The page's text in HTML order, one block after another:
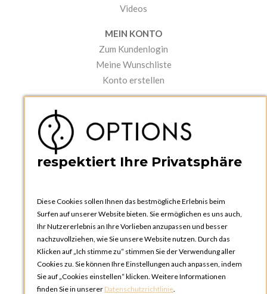
Videos
MEIN KONTO
Zum Kundenlogin
Meine Wunschliste
Konto erstellen
Kataloge und Bestellschein
Bedienungsanleitungen
OPTIONS ZÜRICH
Steinackerstrasse 55,
8302 Kloten
respektiert Ihre Privatsphäre
Diese Cookies sollen Ihnen das bestmögliche Erlebnis beim
Surfen auf unserer Website bieten. Sie ermöglichen es uns auch,
Ihr Nutzererlebnis an Ihre Vorlieben anzupassen und besser
nachzuvollziehen, wie Sie unsere Website nutzen. Durch das
Klicken auf „Ich stimme zu“ stimmen Sie der Verwendung aller
Cookies zu. Sie können Ihre Einstellungen auch anpassen, indem
Sie auf „Cookies einstellen“ klicken. Weitere Informationen
finden Sie in unserer Datenschutzrichtlinie.